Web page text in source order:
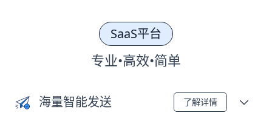
SaaS平台
专业•高效•简单
海量智能发送 了解详情